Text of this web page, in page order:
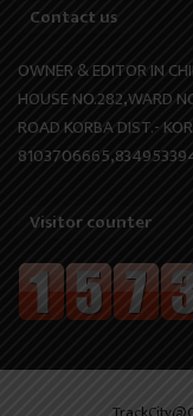
Contact us
OWNER & EDITOR IN
HOUSE NO.282,WARD
ROAD KORBA DIST.-
Visitor counter